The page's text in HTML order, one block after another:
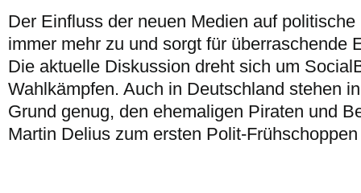
Der Einfluss der neuen Medien auf
immer mehr zu und sorgt für überraschende
Die aktuelle Diskussion dreht sich um
Wahlkämpfen. Auch in Deutschland stehen
Grund genug, den ehemaligen Piraten und
Martin Delius zum ersten Polit-